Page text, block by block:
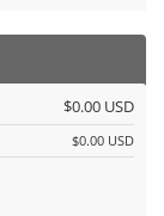
$0.00 USD
$0.00 USD